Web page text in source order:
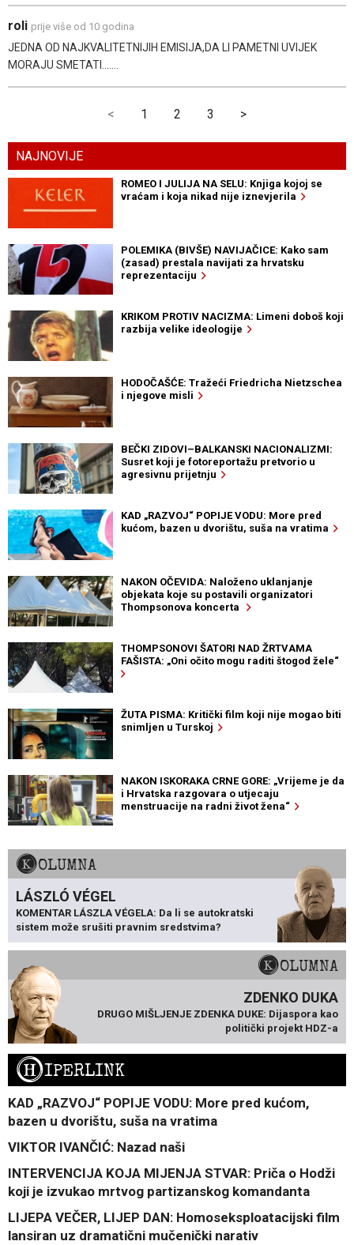
roli prije više od 10 godina
JEDNA OD NAJKVALITETNIJIH EMISIJA,DA LI PAMETNI UVIJEK
MORAJU SMETATI.......
< 1 2 3 >
NAJNOVIJE
ROMEO I JULIJA NA SELU: Knjiga kojoj se
vraćam i koja nikad nije iznevjerila
POLEMIKA (BIVŠE) NAVIJAČICE: Kako sam
(zasad) prestala navijati za hrvatsku
reprezentaciju
KRIKOM PROTIV NACIZMA: Limeni doboš koji
razbija velike ideologije
HODOČAŠĆE: Tražeći Friedricha Nietzschea
i njegove misli
BEČKI ZIDOVI–BALKANSKI NACIONALIZMI:
Susret koji je fotoreportažu pretvorio u
agresivnu prijetnju
KAD „RAZVOJ“ POPIJE VODU: More pred
kućom, bazen u dvorištu, suša na vratima
NAKON OČEVIDA: Naloženo uklanjanje
objekata koje su postavili organizatori
Thompsonova koncerta
THOMPSONOVI ŠATORI NAD ŽRTVAMA
FAŠISTA: „Oni očito mogu raditi štogod žele“
ŽUTA PISMA: Kritički film koji nije mogao biti
snimljen u Turskoj
NAKON ISKORAKA CRNE GORE: „Vrijeme je da
i Hrvatska razgovara o utjecaju
menstruacije na radni život žena“
KOLUMNA
LÁSZLÓ VÉGEL
KOMENTAR LÁSZLA VÉGELA: Da li se autokratski
sistem može srušiti pravnim sredstvima?
KOLUMNA
ZDENKO DUKA
DRUGO MIŠLJENJE ZDENKA DUKE: Dijaspora kao
politički projekt HDZ-a
HIPERLINK
KAD „RAZVOJ“ POPIJE VODU: More pred kućom,
bazen u dvorištu, suša na vratima
VIKTOR IVANČIĆ: Nazad naši
INTERVENCIJA KOJA MIJENJA STVAR: Priča o Hodži
koji je izvukao mrtvog partizanskog komandanta
LIJEPA VEČER, LIJEP DAN: Homoseksploatacijski film
lansiran uz dramatični mučenički narativ